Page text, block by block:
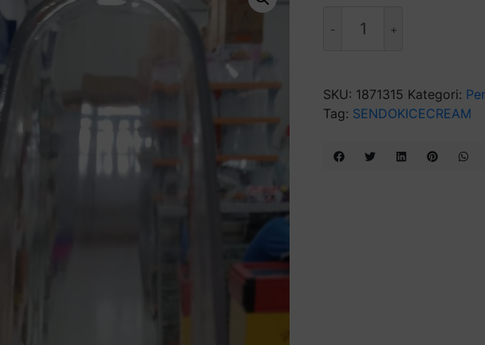
Sendok
Scoop
28cm
SKU: 1871315 Kategori:
Tag: SENDOKICECREAM